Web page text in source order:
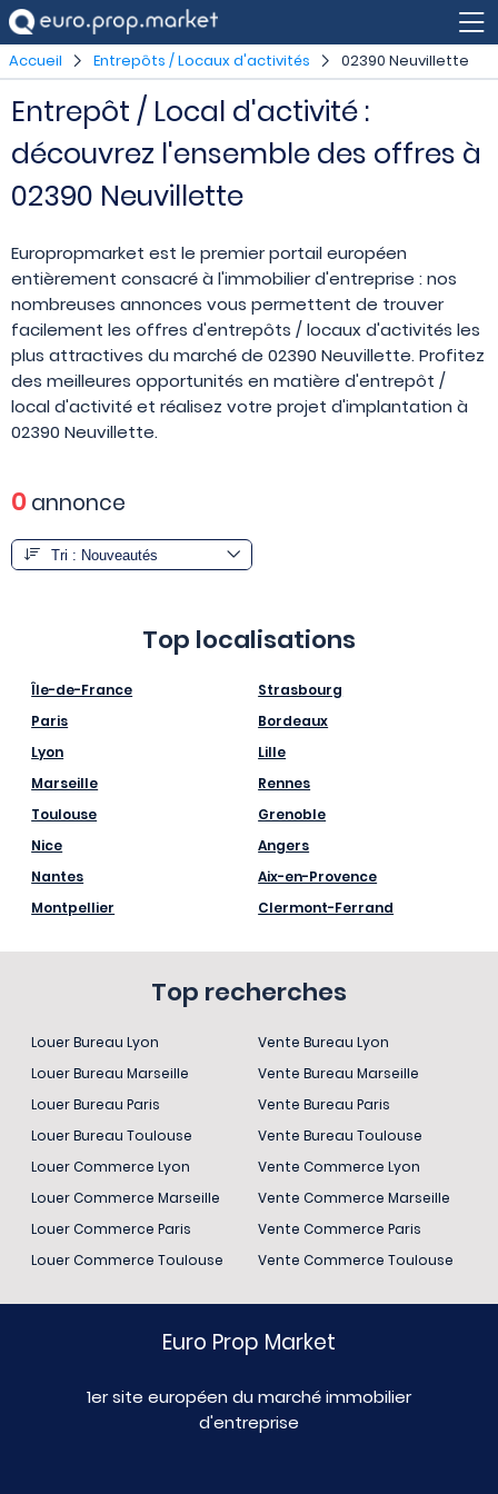
Accueil Entrepôts / Locaux d'activités 02390 Neuvillette
Entrepôt / Local d'activité :
découvrez l'ensemble des offres à
02390 Neuvillette
Europropmarket est le premier portail européen
entièrement consacré à l'immobilier d'entreprise : nos
nombreuses annonces vous permettent de trouver
facilement les offres d'entrepôts / locaux d'activités les
plus attractives du marché de 02390 Neuvillette. Profitez
des meilleures opportunités en matière d'entrepôt /
local d'activité et réalisez votre projet d'implantation à
02390 Neuvillette.
0annonce
Top localisations
Île-de-France
Paris
Lyon
Marseille
Toulouse
Nice
Nantes
Montpellier
Strasbourg
Bordeaux
Lille
Rennes
Grenoble
Angers
Aix-en-Provence
Clermont-Ferrand
Top recherches
Louer Bureau Lyon
Louer Bureau Marseille
Louer Bureau Paris
Louer Bureau Toulouse
Louer Commerce Lyon
Louer Commerce Marseille
Louer Commerce Paris
Louer Commerce Toulouse
Vente Bureau Lyon
Vente Bureau Marseille
Vente Bureau Paris
Vente Bureau Toulouse
Vente Commerce Lyon
Vente Commerce Marseille
Vente Commerce Paris
Vente Commerce Toulouse
Euro Prop Market
1er site européen du marché immobilier
d'entreprise